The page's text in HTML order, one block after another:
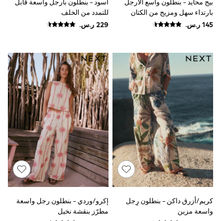
Smiggle
Eastpak
Bags & Backpacks
Jumpers
Polo Shirts
All Girls Sports & Swimwear
T-Shirts
Bags & Backpacks
Lunchboxes
Caps
Bags
Blouses
Shirts
Polo Shirts
GIRLS
E-Gift Card
New In
New In from Next
3-5 years
6-8 years
بيج محايد - بنطلون واسع الأرجل
بارتداء سهل ومزيج من الكتان
أسود - بنطلون بأرجل واسعة قابل
للتمدد من الخلف
كريم/أزرق داكن - بنطلون رِجل
واسعة مزين
إكرو/وردي - بنطلون رجل واسعة
مطرّز بنقشة نخيل